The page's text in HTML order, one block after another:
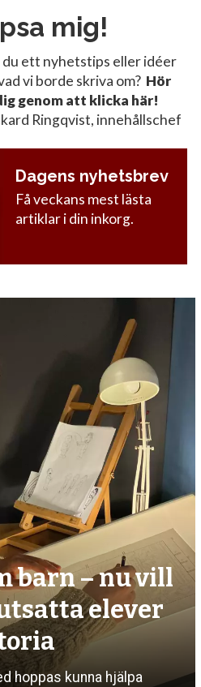
mig!
du ett nyhetstips eller idéer
vi borde skriva om? Hör
genom att klicka här!
Ringqvist, innehållschef
Dagens nyhetsbrev
Få veckans mest lästa
artiklar i din inkorg.
barn – nu vill
elever
hoppas kunna hjälpa